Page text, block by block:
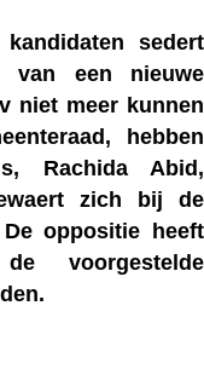
sedert
van een nieuwe
niet meer kunnen
hebben
Rachida Abid,
zich bij de
oppositie heeft
voorgestelde